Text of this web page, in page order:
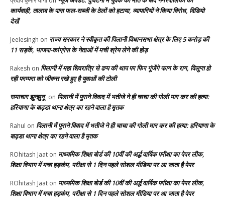
कार्यवाही, तालाब के पास फल-सब्जी के ठेलों को हटाया, व्यापारियों ने किया विरोध, विडियो
देखें
Jeelesingh on राज्य सरकार ने स्वीकृत की पिलानी विधानसभा क्षेत्र के लिए 5 करोड़ की
11 सड़कें, भाजपा-कांग्रेस के नेताओं में मची श्रेय लेने की होड़
Rakesh on पिलानी में महा शिवरात्रि से ढप्प की थाप पर फिर गूंजेंगे फाग के राग, विलुप्त हो
रही परम्परा को जीवन्त रखे हुए है युवाओं की टोली
समाचार झुन्झुनू on पिलानी में पुराने विवाद में भतीजे ने ही चाचा की गोली मार कर की हत्या:
हरियाणा के बाढ़डा थाना क्षेत्र का रहने वाला है मृतक
Rahul on पिलानी में पुराने विवाद में भतीजे ने ही चाचा की गोली मार कर की हत्या: हरियाणा के
बाढ़डा थाना क्षेत्र का रहने वाला है मृतक
ROhitash Jaat on माध्यमिक शिक्षा बोर्ड की 10वीं की अर्द्ध वार्षिक परीक्षा का पेपर लीक,
शिक्षा विभाग में मचा हड़कंप, परीक्षा से 1 दिन पहले सोशल मीडिया पर आ जाता है पेपर
ROhitash Jaat on माध्यमिक शिक्षा बोर्ड की 10वीं की अर्द्ध वार्षिक परीक्षा का पेपर लीक,
शिक्षा विभाग में मचा हड़कंप, परीक्षा से 1 दिन पहले सोशल मीडिया पर आ जाता है पेपर